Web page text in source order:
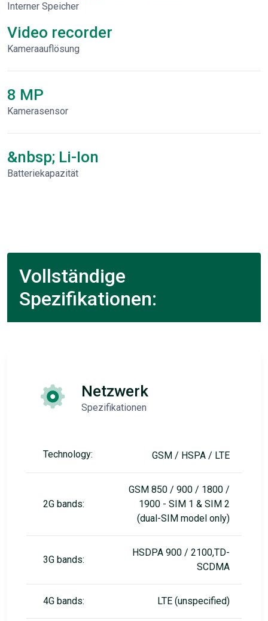
Interner Speicher
Video recorder
Kameraauflösung
8 MP
Kamerasensor
&nbsp; Li-Ion
Batteriekapazität
Vollständige
Spezifikationen:
Netzwerk
Spezifikationen
Technology: GSM / HSPA / LTE
2G bands:
GSM 850 / 900 / 1800 /
1900 - SIM 1 & SIM 2
(dual-SIM model only)
3G bands:
HSDPA 900 / 2100,TD-
SCDMA
4G bands: LTE (unspecified)